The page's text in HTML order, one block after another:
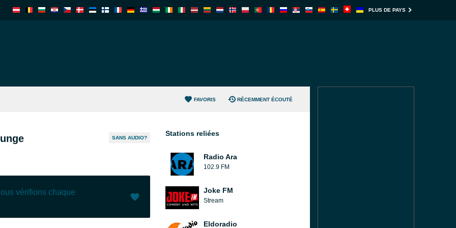
PLUS DE PAYS
FAVORIS RÉCEMMENT ÉCOUTÉ
SANS AUDIO?
vérifions chaque
Stations reliées
Radio Ara
102.9 FM
Joke FM
Stream
Eldoradio